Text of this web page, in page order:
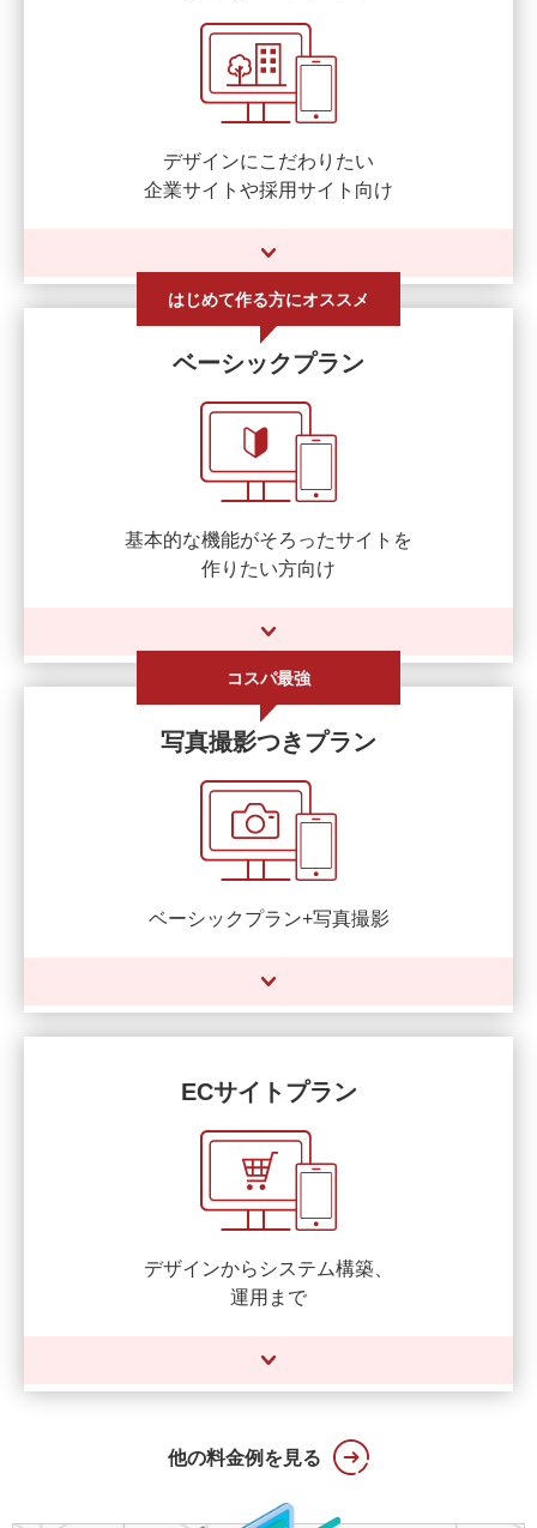
デザインにこだわりたい
企業サイトや採用サイト向け
はじめて作る方にオススメ
ベーシックプラン
基本的な機能がそろったサイトを
作りたい方向け
コスパ最強
写真撮影つきプラン
ベーシックプラン+写真撮影
ECサイトプラン
デザインからシステム構築、
運用まで
他の料金例を見る